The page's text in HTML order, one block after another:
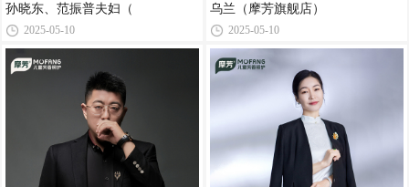
孙晓东、范振普夫妇（
2025-05-10
乌兰（摩芳旗舰店）
2025-05-10